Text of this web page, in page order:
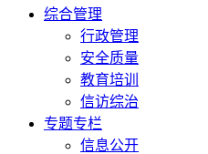
综合管理
行政管理
安全质量
教育培训
信访综治
专题专栏
信息公开